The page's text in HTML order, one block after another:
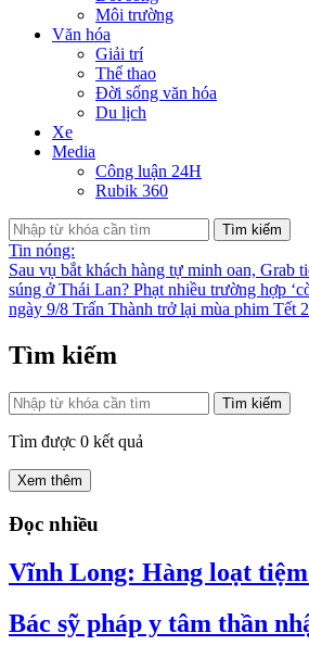
Môi trường
Văn hóa
Giải trí
Thể thao
Đời sống văn hóa
Du lịch
Xe
Media
Công luận 24H
Rubik 360
Tìm kiếm
Tin nóng:
Sau vụ bắt khách hàng tự minh oan,
súng ở Thái Lan? Phạt nhiều trường hợp
ngày 9/8 Trấn Thành trở lại mùa phim Tết
Tìm kiếm
Tìm kiếm
Tìm được 0 kết quả
Xem thêm
Đọc nhiều
Vĩnh Long: Hàng loạt
Bác sỹ pháp y tâm thần